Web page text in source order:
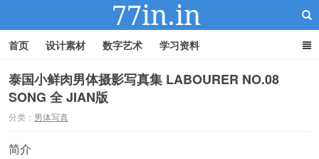
首页 设计素材 数字艺术 学习资料
泰国小鲜肉男体摄影写真集 LABOURER NO.08
SONG 全 JIAN版
分类： 男体写真
简介